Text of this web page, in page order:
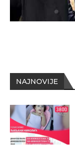
NAJNOVIJE